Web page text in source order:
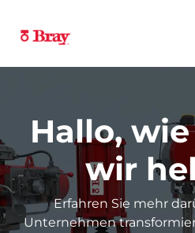
Hallo,
wir
Erfahren Sie mehr
Unternehmen